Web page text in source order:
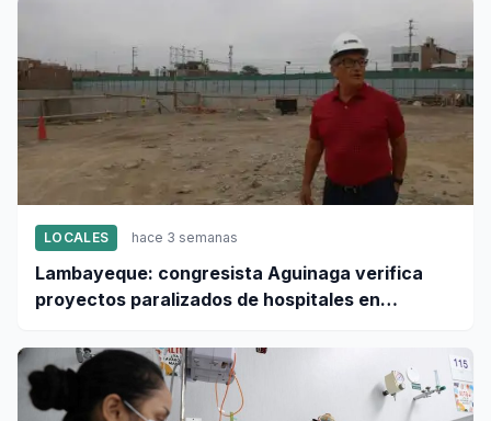
LOCALES hace 3 semanas
Lambayeque: congresista Aguinaga verifica
proyectos paralizados de hospitales en